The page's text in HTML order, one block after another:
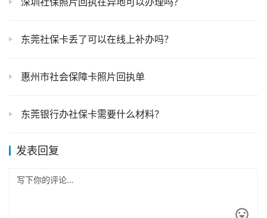
东莞社保卡丢了可以在线上补办吗？
惠州市社会保障卡照片回执单
东莞银行办社保卡需要什么材料？
发表回复